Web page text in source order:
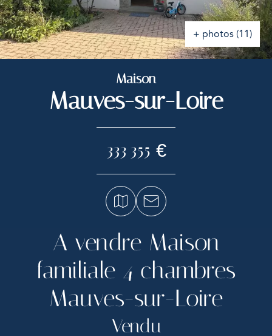
+ photos (11)
Maison
Mauves-sur-Loire
333 355 €
A vendre Maison
familiale 4 chambres
Mauves-sur-Loire
Vendu